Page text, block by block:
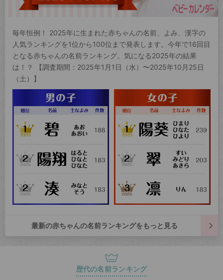
毎年恒例！ 2025年に生まれた赤ちゃんの名前、よみ、漢字の
人気ランキングを1位から100位まで発表します。今年で16回目
となる赤ちゃんの名前ランキング。気になる2025年の結果
は！？ 【調査期間：2025年1月1日（水）〜2025年10月25日
（土）】
最新の赤ちゃんの名前ランキングをもっと見る
歴代の名前ランキング